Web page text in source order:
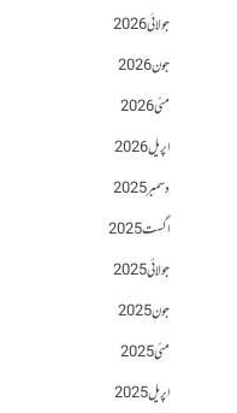
جولائی 2026
جون 2026
مئی 2026
اپریل 2026
دسمبر 2025
اگست 2025
جولائی 2025
جون 2025
مئی 2025
اپریل 2025